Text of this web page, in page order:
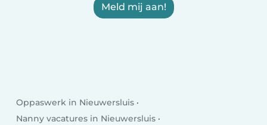
Meld mij aan!
Oppaswerk in Nieuwersluis
Nanny vacatures in Nieuwersluis